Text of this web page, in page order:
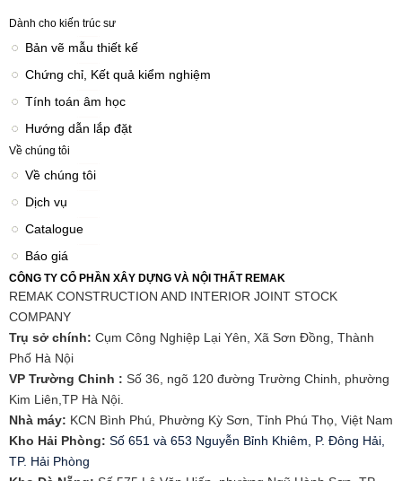
Dành cho kiến trúc sư
Bản vẽ mẫu thiết kế
Chứng chỉ, Kết quả kiểm nghiệm
Tính toán âm học
Hướng dẫn lắp đặt
Về chúng tôi
Về chúng tôi
Dịch vụ
Catalogue
Báo giá
CÔNG TY CỔ PHẦN XÂY DỰNG VÀ NỘI THẤT REMAK
REMAK CONSTRUCTION AND INTERIOR JOINT STOCK
COMPANY
Trụ sở chính: Cụm Công Nghiệp Lại Yên, Xã Sơn Đồng, Thành
Phố Hà Nội
VP Trường Chinh : Số 36, ngõ 120 đường Trường Chinh, phường
Kim Liên,TP Hà Nội.
Nhà máy: KCN Bình Phú, Phường Kỳ Sơn, Tỉnh Phú Thọ, Việt Nam
Kho Hải Phòng: Số 651 và 653 Nguyễn Bỉnh Khiêm, P. Đông Hải,
TP. Hải Phòng